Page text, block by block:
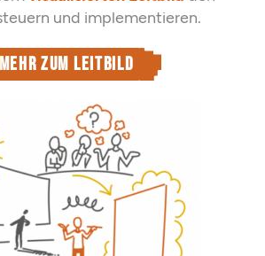
und implementieren.
Mehr zum Leitbild